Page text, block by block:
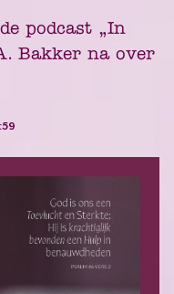
podcast „In
Bakker na over